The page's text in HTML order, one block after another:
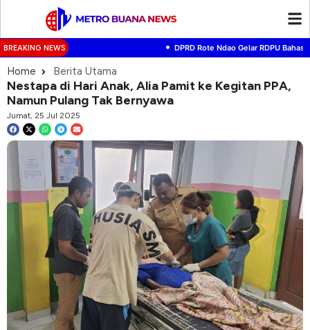
BREAKING NEWS DPRD Rote Ndao Gelar RDPU Bahas
Home Berita Utama
Nestapa di Hari Anak, Alia Pamit ke Kegitan PPA,
Namun Pulang Tak Bernyawa
Jumat, 25 Jul 2025